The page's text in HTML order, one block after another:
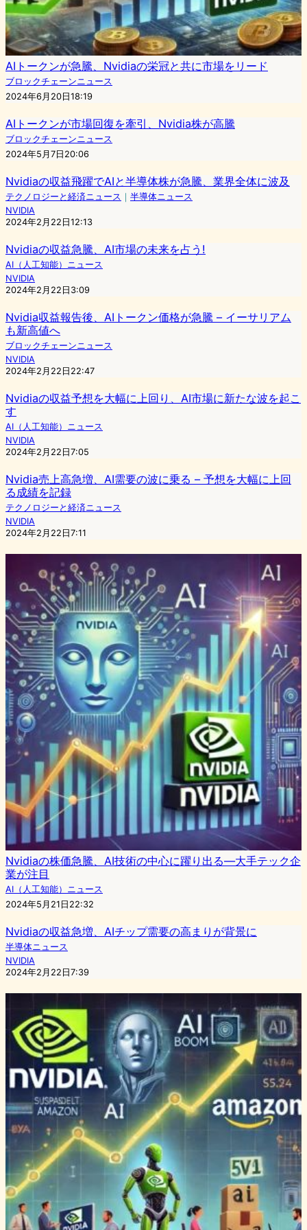
AIトークンが急騰、Nvidiaの栄冠と共に市場をリード
ブロックチェーンニュース
2024年6月20日18:19
AIトークンが市場回復を牽引、Nvidia株が高騰
ブロックチェーンニュース
2024年5月7日20:06
Nvidiaの収益飛躍でAIと半導体株が急騰、業界全体に波及
テクノロジーと経済ニュース ｜ 半導体ニュース
NVIDIA
2024年2月22日12:13
Nvidiaの収益急騰、AI市場の未来を占う!
AI（人工知能）ニュース
NVIDIA
2024年2月22日3:09
Nvidia収益報告後、AIトークン価格が急騰 – イーサリアム
も新高値へ
ブロックチェーンニュース
NVIDIA
2024年2月22日22:47
Nvidiaの収益予想を大幅に上回り、AI市場に新たな波を起こ
す
AI（人工知能）ニュース
NVIDIA
2024年2月22日7:05
Nvidia売上高急増、AI需要の波に乗る – 予想を大幅に上回
る成績を記録
テクノロジーと経済ニュース
NVIDIA
2024年2月22日7:11
Nvidiaの株価急騰、AI技術の中心に躍り出る—大手テック企
業が注目
AI（人工知能）ニュース
2024年5月21日22:32
Nvidiaの収益急増、AIチップ需要の高まりが背景に
半導体ニュース
NVIDIA
2024年2月22日7:39